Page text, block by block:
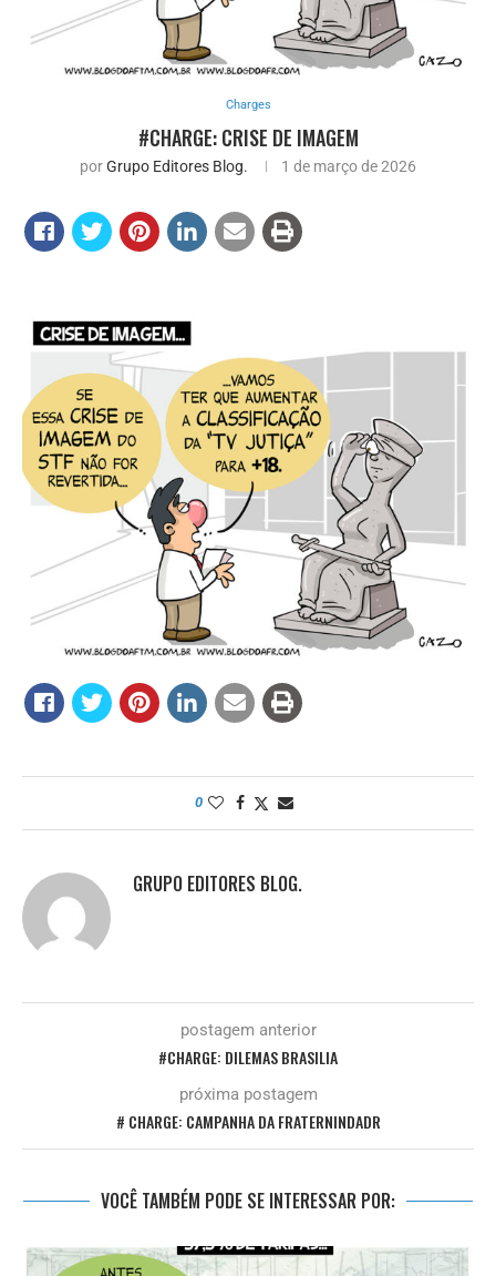
Charges
#CHARGE: CRISE DE IMAGEM
porGrupo Editores Blog. 1 de março de 2026
0
GRUPO EDITORES BLOG.
postagem anterior
#CHARGE: DILEMAS BRASILIA
próxima postagem
# CHARGE: CAMPANHA DA FRATERNINDADR
VOCÊ TAMBÉM PODE SE INTERESSAR POR: